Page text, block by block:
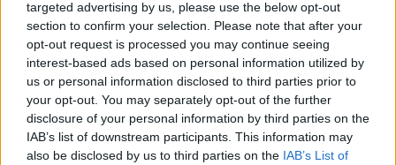
targeted advertising by us, please use the below opt-out
section to confirm your selection. Please note that after your
opt-out request is processed you may continue seeing
interest-based ads based on personal information utilized by
us or personal information disclosed to third parties prior to
your opt-out. You may separately opt-out of the further
disclosure of your personal information by third parties on the
IAB’s list of downstream participants. This information may
also be disclosed by us to third parties on the IAB’s List of
di pubbliche relazioni e scrittori di libri di
testo. Questo lavoro è estremamente flessibile e
può essere svolto secondo il tuo programma, a
condizione che tu rispetti la scadenza per la
revisione del documento.
10. Survey Taker